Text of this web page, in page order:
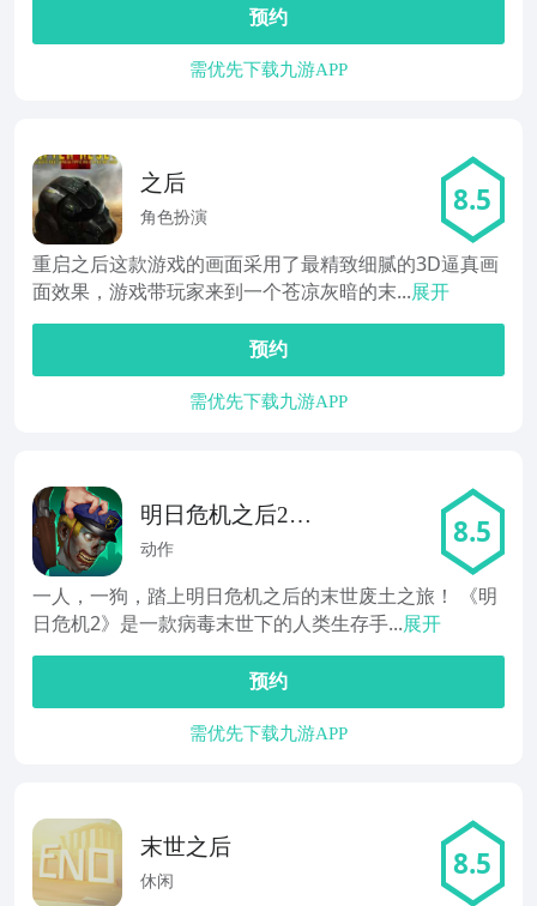
预约
需优先下载九游APP
之后
角色扮演 8.5
重启之后这款游戏的画面采用了最精致细腻的3D逼真画
面效果，游戏带玩家来到一个苍凉灰暗的末...展开
预约
需优先下载九游APP
明日危机之后2末
日生存战场
动作 8.5
一人，一狗，踏上明日危机之后的末世废土之旅！ 《明
日危机2》是一款病毒末世下的人类生存手...展开
预约
需优先下载九游APP
末世之后
休闲 8.5